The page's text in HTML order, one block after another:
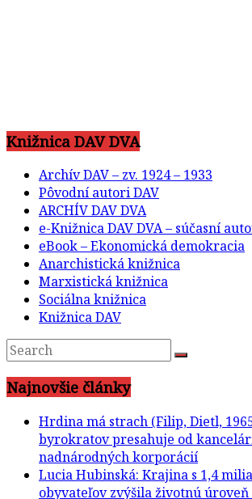
Knižnica DAV DVA
Archív DAV – zv. 1924 – 1933
Pôvodní autori DAV
ARCHÍV DAV DVA
e-Knižnica DAV DVA – súčasní
eBook – Ekonomická demokracia
Anarchistická knižnica
Marxistická knižnica
Sociálna knižnica
Knižnica DAV
Najnovšie články
Hrdina má strach (Filip, Dietl,
byrokratov presahuje od
nadnárodných korporácií
Lucia Hubinská: Krajina s 1,4
obyvateľov zvýšila životnú